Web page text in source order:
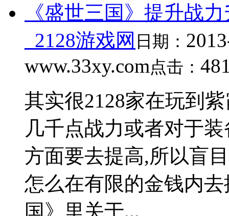
《盛世三国》提升战
_2128游戏网 日期：
www.33xy.com点击：
其实很2128家在玩到
几千点战力或者对于
方面要去提高,所以盲
怎么在有限的金钱内
国》里关于...